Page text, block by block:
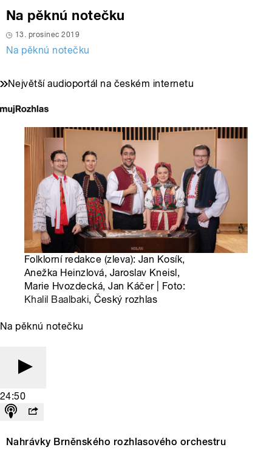
Na pěknú notečku
13. prosinec 2019
Na pěknú notečku
Největší audioportál na českém internetu
Folklorní redakce (zleva): Jan Kosík,
Anežka Heinzlová, Jaroslav Kneisl,
Marie Hvozdecká, Jan Káčer | Foto:
Khalil Baalbaki, Český rozhlas
Na pěknú notečku
24:50
Nahrávky Brněnského rozhlasového orchestru